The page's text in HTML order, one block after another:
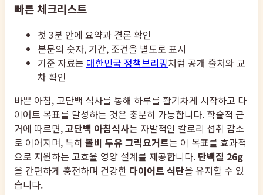
빠른 체크리스트
첫 3분 안에 요약과 결론 확인
본문의 숫자, 기간, 조건을 별도로 표시
기준 자료는 대한민국 정책브리핑처럼 공개 출처와 교
차 확인
바쁜 아침, 고단백 식사를 통해 하루를 활기차게 시작하고 다
이어트 목표를 달성하는 것은 충분히 가능합니다. 학술적 근
거에 따르면,고단백 아침식사는 자발적인 칼로리 섭취 감소
로 이어지며, 특히 볼비 두유 그릭요거트는 이 목표를 효과적
으로 지원하는 고효율 영양 설계를 제공합니다. 단백질 26g
을 간편하게 충전하며 건강한 다이어트 식단을 유지할 수 있
습니다.